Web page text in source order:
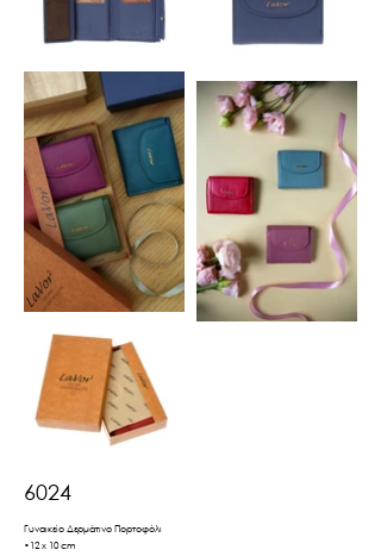
6024
Γυναικείο Δερμάτινο Πορτοφόλι
•12 x 10 cm